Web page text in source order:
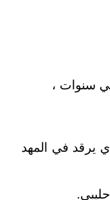
سنوات ،
يرقد في المهد